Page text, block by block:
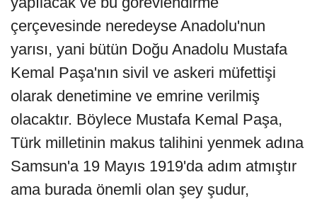
çerçevesinde neredeyse Anadolu'nun
yarısı, yani bütün Doğu Anadolu Mustafa
Kemal Paşa'nın sivil ve askeri müfettişi
olarak denetimine ve emrine verilmiş
olacaktır. Böylece Mustafa Kemal Paşa,
Türk milletinin makus talihini yenmek adına
Samsun'a 19 Mayıs 1919'da adım atmıştır
ama burada önemli olan şey şudur,